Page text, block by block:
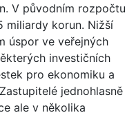
V původním rozpočtu
miliardy korun. Nižší
úspor ve veřejných
investičních
pro ekonomiku a
jednohlasně
ale v několika